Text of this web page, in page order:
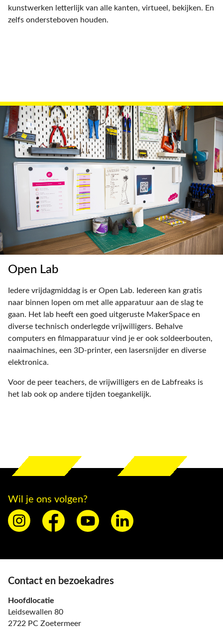
kunstwerken letterlijk van alle kanten, virtueel, bekijken. En
zelfs ondersteboven houden.
Open Lab
Iedere vrijdagmiddag is er Open Lab. Iedereen kan gratis
naar binnen lopen om met alle apparatuur aan de slag te
gaan. Het lab heeft een goed uitgeruste MakerSpace en
diverse technisch onderlegde vrijwilligers. Behalve
computers en filmapparatuur vind je er ook soldeerbouten,
naaimachines, een 3D-printer, een lasersnijder en diverse
elektronica.
Voor de peer teachers, de vrijwilligers en de Labfreaks is
het lab ook op andere tijden toegankelijk.
Wil je ons volgen?
Contact en bezoekadres
Hoofdlocatie
Leidsewallen 80
2722 PC Zoetermeer